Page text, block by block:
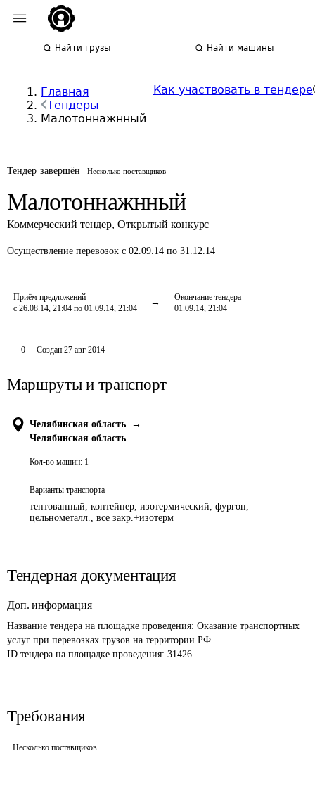
Найти грузы Найти машины
Главная
Тендеры
Малотоннажнный
Как участвовать в тендере
Тендер завершён Несколько поставщиков
Малотоннажнный
Коммерческий тендер, Открытый конкурс
Осуществление перевозок с 02.09.14 по 31.12.14
Приём предложений
с 26.08.14, 21:04 по 01.09.14, 21:04
Окончание тендера
01.09.14, 21:04
0 Создан 27 авг 2014
Маршруты и транспорт
Челябинская область
→
Челябинская область
Кол-во машин: 1
Варианты транспорта
тентованный, контейнер, изотермический, фургон,
цельнометалл., все закр.+изотерм
Тендерная документация
Доп. информация
Название тендера на площадке проведения: Оказание транспортных
услуг при перевозках грузов на территории РФ
ID тендера на площадке проведения: 31426
Требования
Несколько поставщиков